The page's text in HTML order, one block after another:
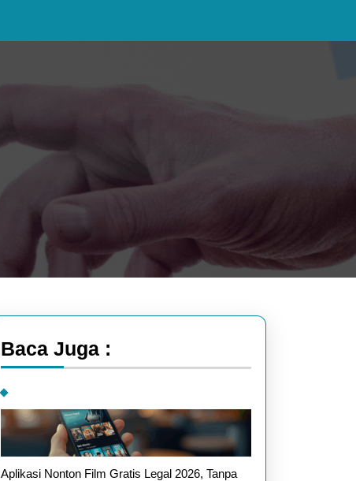
Baca Juga :
Aplikasi Nonton Film Gratis Legal 2026, Tanpa